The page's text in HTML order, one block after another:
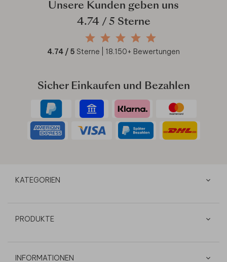
Unsere Kunden geben uns
4.74/ 5 Sterne
4.74 / 5 Sterne | 18.150+ Bewertungen
Sicher Einkaufen und Bezahlen
KATEGORIEN
PRODUKTE
INFORMATIONEN